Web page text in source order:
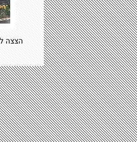
הצצה לעולם מסגרות המשקפיים המיוחדות